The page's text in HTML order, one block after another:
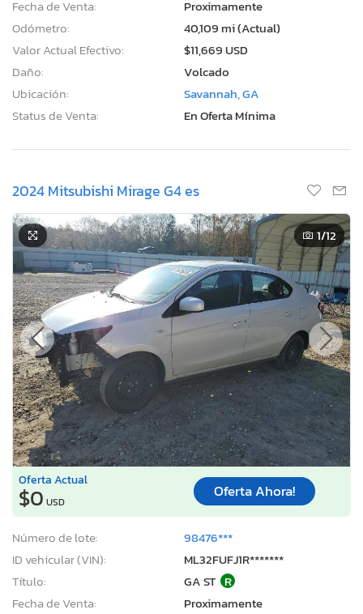
Fecha de Venta:
Proximamente
Odómetro:
40,109 mi (Actual)
Valor Actual Efectivo:
$11,669 USD
Daño:
Volcado
Ubicación:
Savannah, GA
Status de Venta:
En Oferta Mínima
2024 Mitsubishi Mirage G4 es
1/12
Oferta Actual
$0 USD
Oferta Ahora!
Número de lote:
98476***
ID vehicular (VIN):
ML32FUFJ1R*******
Título:
GA ST R
Fecha de Venta:
Proximamente